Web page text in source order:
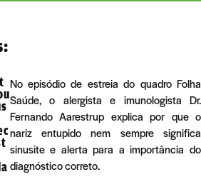
No episódio de estreia do quadro Folha
Saúde, o alergista e imunologista Dr.
Fernando Aarestrup explica por que o
nariz entupido nem sempre significa
sinusite e alerta para a importância do
diagnóstico correto.